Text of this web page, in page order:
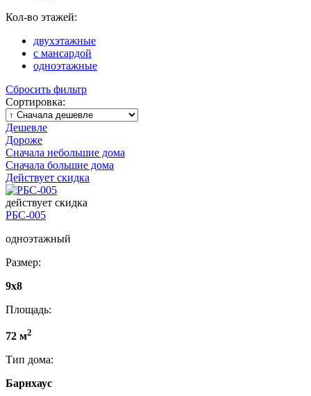
Кол-во этажей:
двухэтажные
с мансардой
одноэтажные
Сбросить фильтр
Сортировка:
Дешевле
Дороже
Сначала небольшие дома
Сначала большие дома
Действует скидка
действует скидка
РБС-005
одноэтажный
Размер:
9х8
Площадь:
72 м2
Тип дома:
Барнхаус